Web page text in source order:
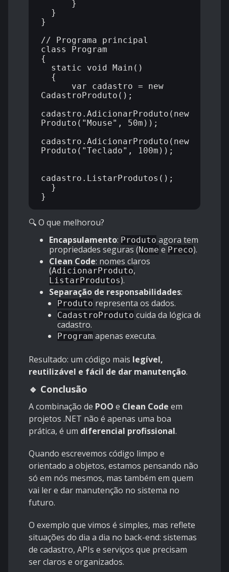
}
// Programa principal
class Program
{
CadastroProduto();
cadastro.AdicionarProduto(new
Produto("Mouse", 50m));
cadastro.AdicionarProduto(new
Produto("Teclado", 100m));
cadastro.ListarProdutos();
🔍 O que melhorou?
Encapsulamento: Produto agora tem
propriedades seguras (Nome e Preco).
Clean Code: nomes claros
(AdicionarProduto,
ListarProdutos).
Separação de responsabilidades:
Produto representa os dados.
CadastroProduto cuida da lógica de
cadastro.
Program apenas executa.
Resultado: um código mais legível,
reutilizável e fácil de dar manutenção.
🔹 Conclusão
A combinação de POO e Clean Code em
projetos .NET não é apenas uma boa
prática, é um diferencial profissional.
Quando escrevemos código limpo e
orientado a objetos, estamos pensando não
só em nós mesmos, mas também em quem
vai ler e dar manutenção no sistema no
futuro.
O exemplo que vimos é simples, mas reflete
situações do dia a dia no back-end: sistemas
de cadastro, APIs e serviços que precisam
ser claros e organizados.